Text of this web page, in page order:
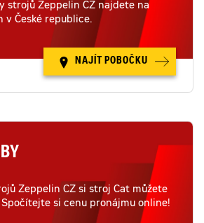
strojů Zeppelin CZ najdete na
v České republice.
NAJÍT POBOČKU
Zeppelin CZ si stroj Cat můžete
si cenu pronájmu online!